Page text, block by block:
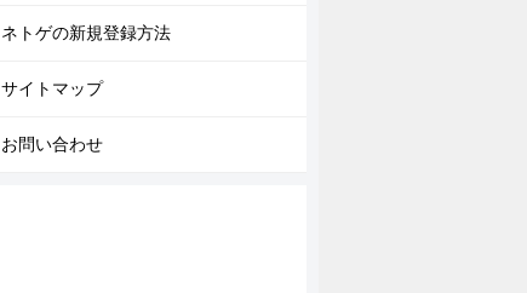
ネトゲの新規登録方法
サイトマップ
お問い合わせ